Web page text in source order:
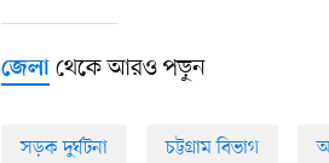
জেলা থেকে আরও পড়ুন
সড়ক দুর্ঘটনা চট্টগ্রাম বিভাগ